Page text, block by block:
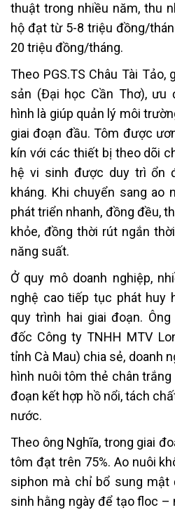
thuật trong nhiều năm, thu
hộ đạt từ 5-8 triệu đồng/
20 triệu đồng/tháng.
Theo PGS.TS Châu Tài
sản (Đại học Cần Thơ), ưu
hình là giúp quản lý môi
giai đoạn đầu. Tôm được
kín với các thiết bị theo dõi
hệ vi sinh được duy trì ổn
kháng. Khi chuyển sang ao
phát triển nhanh, đồng đều,
khỏe, đồng thời rút ngắn
năng suất.
Ở quy mô doanh nghiệp,
nghệ cao tiếp tục phát huy
quy trình hai giai đoạn. Ông
đốc Công ty TNHH MTV
tỉnh Cà Mau) chia sẻ, doanh
hình nuôi tôm thẻ chân
đoạn kết hợp hồ nổi, tách
nước.
Theo ông Nghĩa, trong giai
tôm đạt trên 75%. Ao nuôi
siphon mà chỉ bổ sung mật
sinh hằng ngày để tạo floc